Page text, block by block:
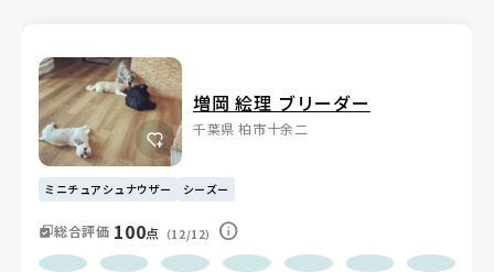
増岡 絵理 ブリーダー
千葉県 柏市十余二
ミニチュアシュナウザー シーズー
総合評価 100点 （12/12）